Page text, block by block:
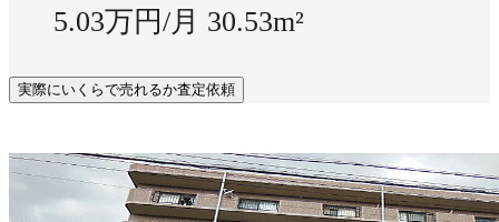
5.03万円/月 30.53m²
実際にいくらで売れるか査定依頼